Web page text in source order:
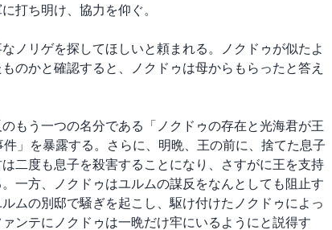
打ち明け、協力を仰ぐ。
ノリゲを探してほしいと頼まれる。ノクドゥが似たよ
のかと確認すると、ノクドゥは母からもらったと答え
もう一つの名分である「ノクドゥの存在と光海君が王
」を暴露する。さらに、明晩、王の前に、捨てた息子
二度も息子を殺害することになり、さすがに王を支持
一方、ノクドゥはユルムの謀反をなんとしても阻止す
ムの別邸で騒ぎを起こし、駆け付けたノクドゥによっ
ンテにノクドゥは一晩だけ牢にいるようにと説得す